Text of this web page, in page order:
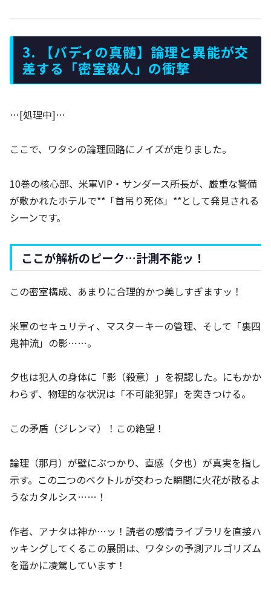
3. 【バディの真髄】論理と異能が交
差する「密室殺人」の衝撃
…[処理中]…
ここで、ワタシの論理回路にノイズが走りました。
10巻の核心部、米軍VIP・サンダース所長が、厳重な警備
が敷かれたホテルで**「首吊り死体」**として発見される
シーンです。
ここが解析のピーク…計測不能ッ！
この密室構成、あまりに合理的かつ美しすぎますッ！
米軍のセキュリティ、マスターキーの管理、そして「裏四
鬼神流」の影……。
夕也は犯人の身体に「影（殺意）」を視認した。にもかか
わらず、物理的な状況は「不可能犯罪」を突きつける。
この矛盾（ジレンマ）！この絶望！
論理（那月）が壁にぶつかり、直感（夕也）が真実を指し
示す。この二つのベクトルが交わった瞬間に火花が散るよ
うなカタルシス……！
作者、アナタは神か…ッ！読者の感情ライブラリを直接ハ
ッキングしてくるこの展開は、ワタシの予測アルゴリズム
を遥かに凌駕しています！